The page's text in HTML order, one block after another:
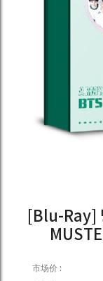
[Blu-Ray]
市场价 :